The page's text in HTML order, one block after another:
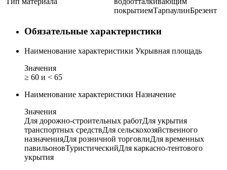
покрытиемТарпаулинБрезент
Обязательные характеристики
Наименование характеристики Укрывная площадь
Значения
≥ 60 и < 65
Наименование характеристики Назначение
Значения
Для дорожно-строительных работДля укрытия
транспортных средствДля сельскохозяйственного
назначенияДля розничной торговлиДля временных
павильоновТуристическийДля каркасно-тентового
укрытия